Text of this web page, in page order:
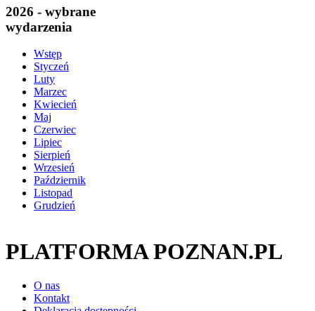
2026 - wybrane
wydarzenia
Wstęp
Styczeń
Luty
Marzec
Kwiecień
Maj
Czerwiec
Lipiec
Sierpień
Wrzesień
Październik
Listopad
Grudzień
PLATFORMA POZNAN.PL
O nas
Kontakt